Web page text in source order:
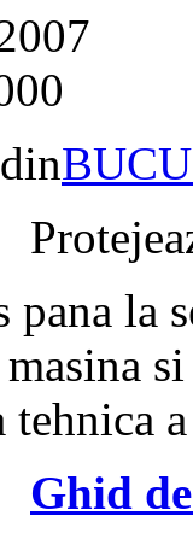
la
si
tehnica
Ghid